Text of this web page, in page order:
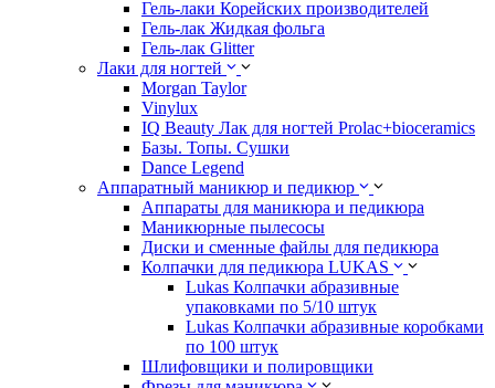
Гель-лаки Корейских производителей
Гель-лак Жидкая фольга
Гель-лак Glitter
Лаки для ногтей
Morgan Taylor
Vinylux
IQ Beauty Лак для ногтей Prolac+bioceramics
Базы. Топы. Сушки
Dance Legend
Аппаратный маникюр и педикюр
Аппараты для маникюра и педикюра
Маникюрные пылесосы
Диски и сменные файлы для педикюра
Колпачки для педикюра LUKAS
Lukas Колпачки абразивные
упаковками по 5/10 штук
Lukas Колпачки абразивные коробками
по 100 штук
Шлифовщики и полировщики